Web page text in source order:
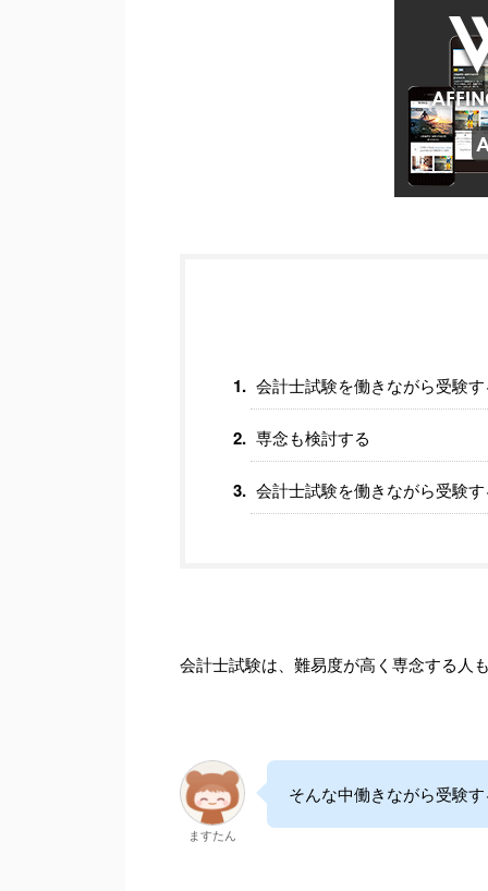
会計士試験を働きながら受験
専念も検討する
会計士試験を働きながら受験
会計士試験は、難易度が高く専念する人
ますたん
そんな中働きながら受験